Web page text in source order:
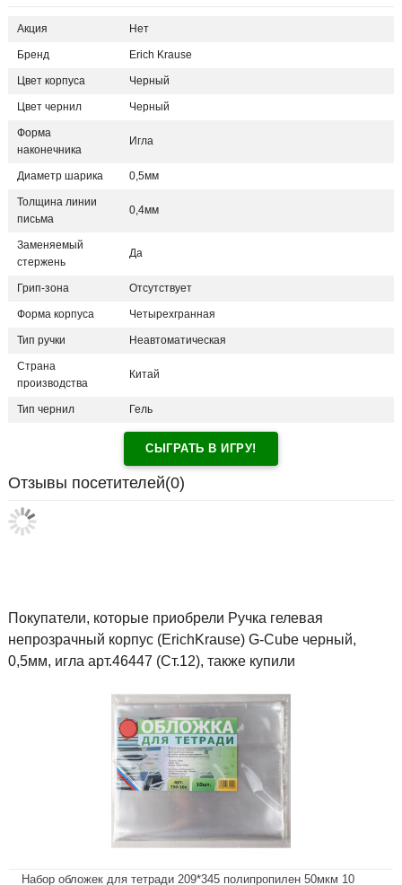
Акция Нет
Бренд Erich Krause
Цвет корпуса Черный
Цвет чернил Черный
Форма
наконечника
Игла
Диаметр шарика 0,5мм
Толщина линии
письма
0,4мм
Заменяемый
стержень
Да
Грип-зона Отсутствует
Форма корпуса Четырехгранная
Тип ручки Неавтоматическая
Страна
производства
Китай
Тип чернил Гель
СЫГРАТЬ В ИГРУ!
Отзывы посетителей(0)
Покупатели, которые приобрели Ручка гелевая
непрозрачный корпус (ErichKrause) G-Cube черный,
0,5мм, игла арт.46447 (Ст.12), также купили
Набор обложек для тетради 209*345 полипропилен 50мкм 10